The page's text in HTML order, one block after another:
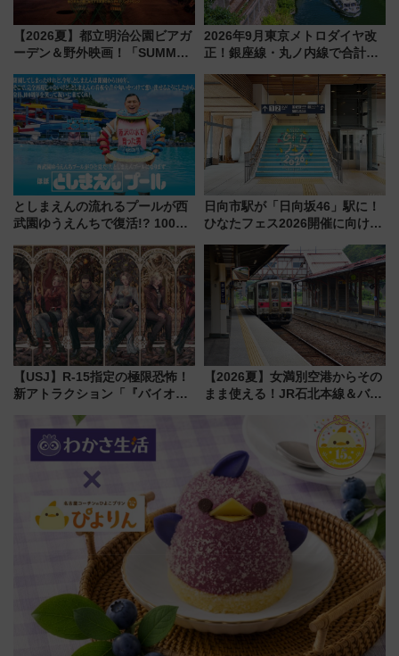
【2026夏】都立明治公園ビアガ
ーデン＆野外映画！「SUMMER
ケジュール 夜風とビール、映画
を満喫！
2026年9月東京メトロダイヤ改
正！銀座線・丸ノ内線で合計
待
としまえんの流れるプールが西
武園ゆうえんちで復活!? 100周
イダー」に注目 2026年夏は所
沢へ遊びに行こう
日向市駅が「日向坂46」駅に！
ひなたフェス2026開催に向けJR
全力応援 夜行列車「ドリーム
おひさま号」も走る
【USJ】R-15指定の極限恐怖！
新アトラクション「『バイオハ
ブ」今秋登場 ―予測不能の恐
怖に泣き叫べ―
【2026夏】女満別空港からその
まま使える！JR石北本線＆バス
ーパス」でおトクに道東観光